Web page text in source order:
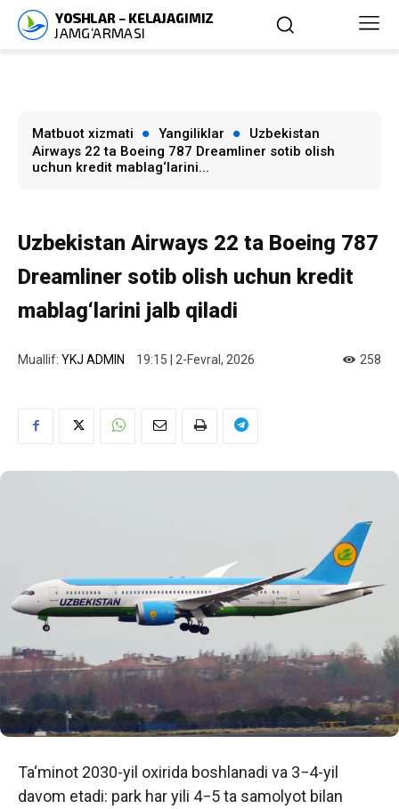
Matbuot xizmati Yangiliklar
Uzbekistan
Airways 22 ta Boeing 787 Dreamliner sotib olish
uchun kredit mablag‘larini...
Uzbekistan Airways 22 ta Boeing 787
Dreamliner sotib olish uchun kredit
mablag‘larini jalb qiladi
Muallif: YKJ ADMIN 19:15 | 2-Fevral, 2026 258
Ta‘minot 2030-yil oxirida boshlanadi va 3−4-yil
davom etadi: park har yili 4−5 ta samolyot bilan